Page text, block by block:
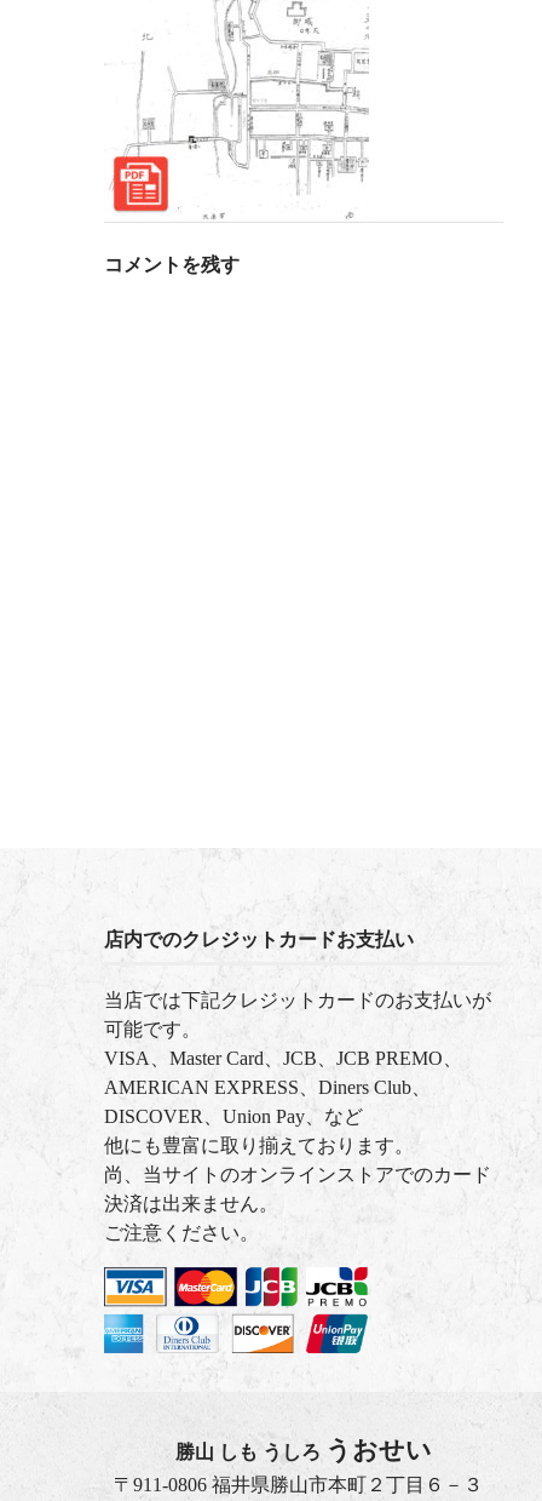
コメントを残す
店内でのクレジットカードお支払い
当店では下記クレジットカードのお支払いが
可能です。
VISA、Master Card、JCB、JCB PREMO、
AMERICAN EXPRESS、Diners Club、
DISCOVER、Union Pay、など
他にも豊富に取り揃えております。
尚、当サイトのオンラインストアでのカード
決済は出来ません。
ご注意ください。
勝山 しも うしろ うおせい
〒911-0806 福井県勝山市本町２丁目６－３